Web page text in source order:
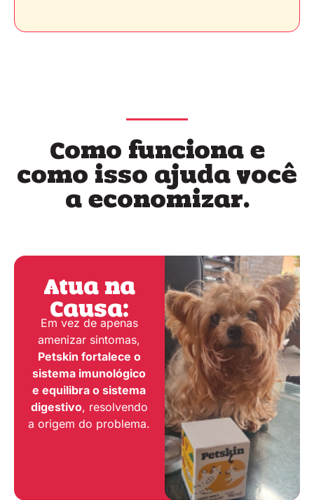
Como funciona e
como isso ajuda você
a economizar.
Atua na
Causa:
Em vez de apenas
amenizar sintomas,
Petskin fortalece o
sistema imunológico
e equilibra o sistema
digestivo, resolvendo
a origem do problema.